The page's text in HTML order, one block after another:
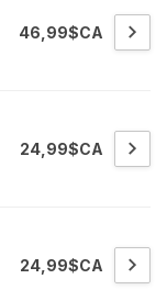
46,99$CA
24,99$CA
24,99$CA